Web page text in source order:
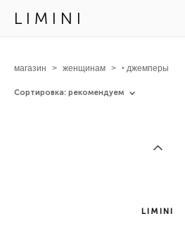
L I M I N I
магазин > женщинам > ‣ джемперы
Сортировка: рекомендуем
LIMINI